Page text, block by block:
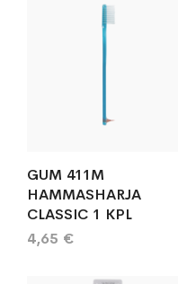
GUM 411M
HAMMASHARJA
CLASSIC 1 KPL
4,65 €